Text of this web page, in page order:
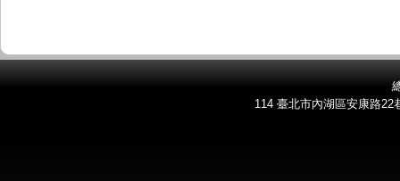
114 臺北市內湖區安康路22